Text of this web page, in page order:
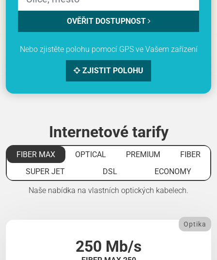
OVĚŘIT DOSTUPNOST
Nebo zjistěte polohu pomocí GPS ve Vašem zařízení
ZJISTIT POLOHU
Internetové tarify
FIBER MAX OPTICAL PREMIUM
FIBER
SUPER JET
DSL ECONOMY
Naše nabídka na vlastních optických kabelech.
250 Mb/s
Optika